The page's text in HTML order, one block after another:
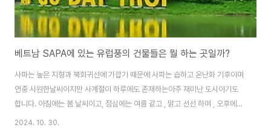
베트남 SAPA에 있는 유럽풍의 건물들은 뭘 하는 곳일까?
사파는 높은 지형과 북회귀선에 가깝기 때문에 사파는 습하고 온난화 기후이며
연중 시원한날씨이지만 사계절이 하루에도 존재하는아주 재미난 도시이기도
합니다. 아침에는 봄 날씨이고, 점심에는 여름 같고 , 맑고 선선 하며 , 오후에는
구름이 끼고 이슬이 내리는 듯한 느낌을 줍니다. 또한, 가을 하늘 처럼 서늘하
2024. 10. 30.